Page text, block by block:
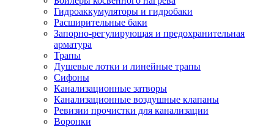
Гидроаккумуляторы и гидробаки
Расширительные баки
Запорно-регулирующая и предохранительная
арматура
Трапы
Душевые лотки и линейные трапы
Сифоны
Канализационные затворы
Канализационные воздушные клапаны
Ревизии прочистки для канализации
Воронки